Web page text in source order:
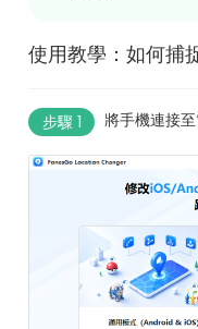
使用教學：如何捕
步驟 1 將手機連接